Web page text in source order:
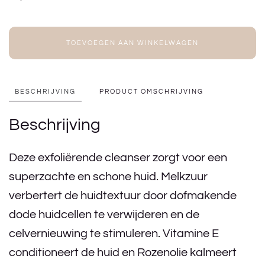
TOEVOEGEN AAN WINKELWAGEN
BESCHRIJVING PRODUCT OMSCHRIJVING
Beschrijving
Deze exfoliërende cleanser zorgt voor een
superzachte en schone huid. Melkzuur
verbertert de huidtextuur door dofmakende
dode huidcellen te verwijderen en de
celvernieuwing te stimuleren. Vitamine E
conditioneert de huid en Rozenolie kalmeert